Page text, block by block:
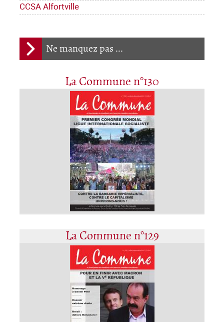
CCSA Alfortville
Ne manquez pas ...
La Commune n°130
La Commune n°129